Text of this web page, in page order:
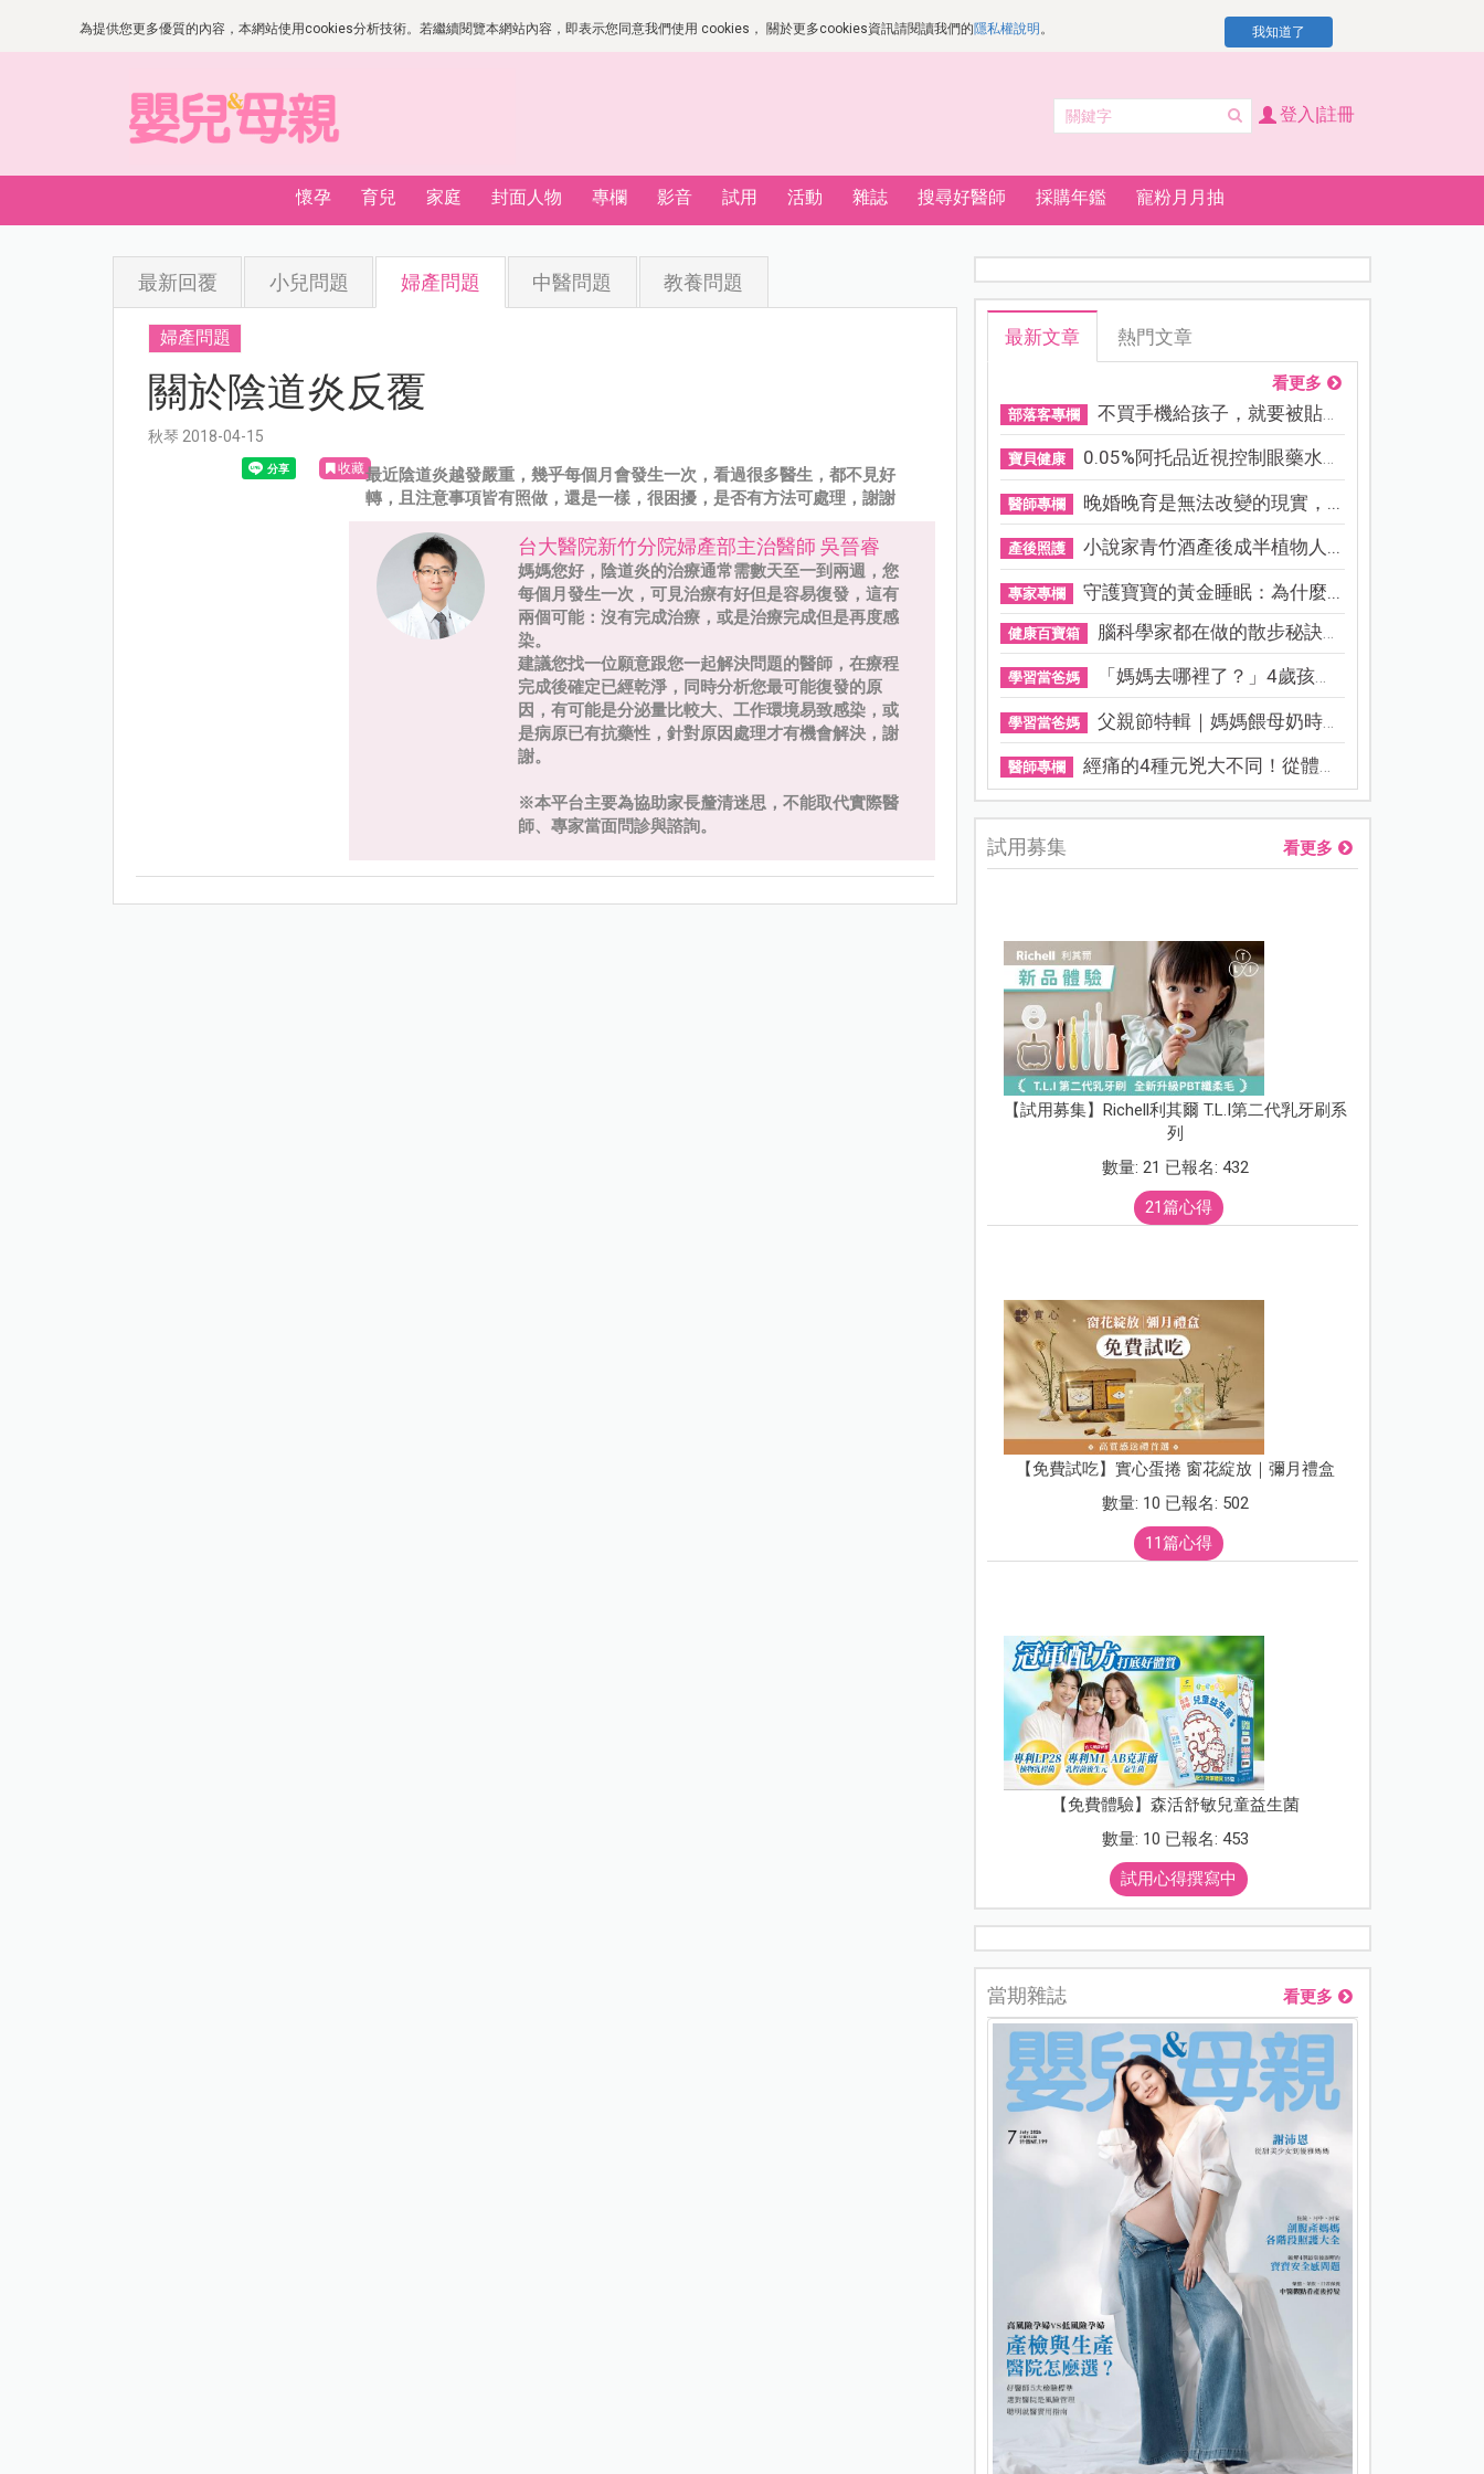
為提供您更多優質的內容，本網站使用cookies分析技術。若繼續閱覽本網站內容，即表示您同意我們使用 cookies， 關於更多cookies資訊請閱讀我們的隱私權說明 。 我知道了
登入|註冊
懷孕 育兒 家庭 封面人物 專欄 影音 試用 活動 雜誌 搜尋好醫師 採購年鑑 寵粉月月抽
最新回覆 小兒問題 婦產問題 中醫問題 教養問題
婦產問題
關於陰道炎反覆
秋琴 2018-04-15
收藏最近陰道炎越發嚴重，幾乎每個月會發生一次，看過很多醫生，都不見好
轉，且注意事項皆有照做，還是一樣，很困擾，是否有方法可處理，謝謝
台大醫院新竹分院婦產部主治醫師 吳晉睿
媽媽您好，陰道炎的治療通常需數天至一到兩週，您
每個月發生一次，可見治療有好但是容易復發，這有
兩個可能：沒有完成治療，或是治療完成但是再度感
染。
建議您找一位願意跟您一起解決問題的醫師，在療程
完成後確定已經乾淨，同時分析您最可能復發的原
因，有可能是分泌量比較大、工作環境易致感染，或
是病原已有抗藥性，針對原因處理才有機會解決，謝
謝。
※本平台主要為協助家長釐清迷思，不能取代實際醫
師、專家當面問診與諮詢。
最新文章 熱門文章
看更多
部落客專欄 不買手機給孩子，就要被貼「...
寶貝健康 0.05%阿托品近視控制眼藥水納...
醫師專欄 晚婚晚育是無法改變的現實，...
產後照護 小說家青竹酒產後成半植物人...
專家專欄 守護寶寶的黃金睡眠：為什麼...
健康百寶箱 腦科學家都在做的散步秘訣！...
學習當爸媽 「媽媽去哪裡了？」4歲孩子還...
學習當爸媽 父親節特輯｜媽媽餵母奶時，...
醫師專欄 經痛的4種元兇大不同！從體質...
試用募集 看更多
【試用募集】Richell利其爾 T.L.I第二代乳牙刷系
列
數量: 21 已報名: 432
21篇心得
【免費試吃】實心蛋捲 窗花綻放｜彌月禮盒
數量: 10 已報名: 502
11篇心得
【免費體驗】森活舒敏兒童益生菌
數量: 10 已報名: 453
試用心得撰寫中
當期雜誌 看更多